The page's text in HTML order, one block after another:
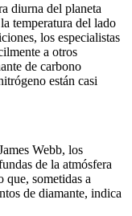
diurna del planeta
temperatura del lado
los especialistas
a otros
de carbono
están casi
Webb, los
de la atmósfera
que, sometidas a
de diamante, indica